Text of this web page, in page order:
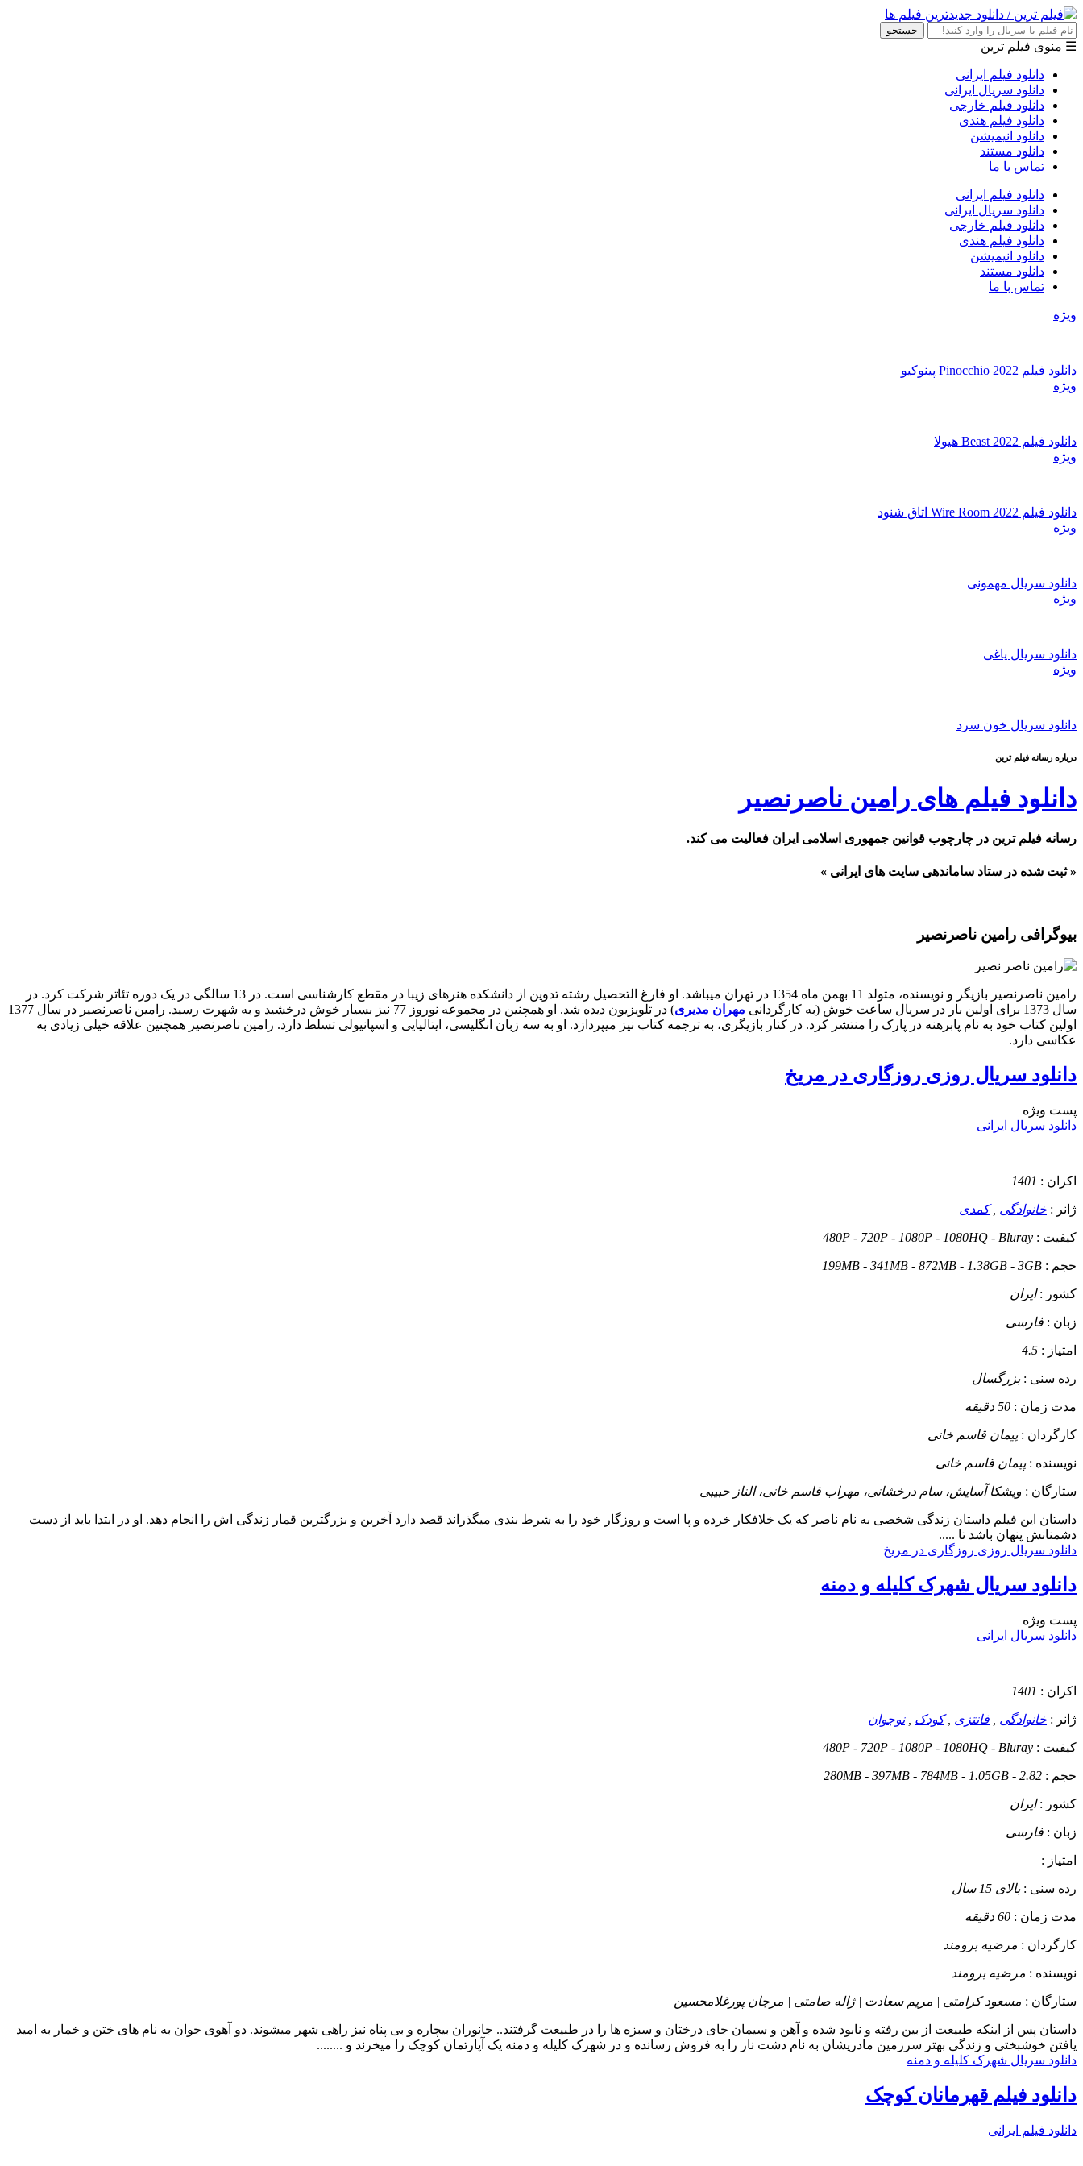
جستجو
☰ منوی فیلم ترین
دانلود فیلم ایرانی
دانلود سریال ایرانی
دانلود فیلم خارجی
دانلود فیلم هندی
دانلود انیمیشن
دانلود مستند
تماس با ما
دانلود فیلم ایرانی
دانلود سریال ایرانی
دانلود فیلم خارجی
دانلود فیلم هندی
دانلود انیمیشن
دانلود مستند
تماس با ما
ویژه
دانلود فیلم Pinocchio 2022 پینوکیو
ویژه
دانلود فیلم Beast 2022 هیولا
ویژه
دانلود فیلم Wire Room 2022 اتاق شنود
ویژه
دانلود سریال مهمونی
ویژه
دانلود سریال یاغی
ویژه
دانلود سریال خون سرد
درباره رسانه فیلم ترین
دانلود فیلم های رامین ناصرنصیر
رسانه فیلم ترین در چارچوب قوانین جمهوری اسلامی ایران فعالیت می کند.
« ثبت شده در ستاد ساماندهی سایت های ایرانی »
بیوگرافی رامین ناصرنصیر
رامین ناصرنصیر بازیگر و نویسنده، متولد 11 بهمن ماه 1354 در تهران میباشد. او فارغ التحصیل رشته تدوین از دانشکده هنرهای زیبا در مقطع کارشناسی است. در 13 سالگی در یک دوره تئاتر شرکت کرد. در
سال 1373 برای اولین بار در سریال ساعت خوش (به کارگردانی
مهران مدیری
) در تلویزیون دیده شد. او همچنین در مجموعه نوروز 77 نیز بسیار خوش درخشید و به شهرت رسید. رامین ناصرنصیر در سال 1377
اولین کتاب خود به نام پابرهنه در پارک را منتشر کرد. در کنار بازیگری، به ترجمه کتاب نیز میپردازد. او به سه زبان انگلیسی، ایتالیایی و اسپانیولی تسلط دارد. رامین ناصرنصیر همچنین علاقه خیلی زیادی به
عکاسی دارد.
دانلود سریال روزی روزگاری در مریخ
پست ويژه
دانلود سریال ایرانی
اکران : 1401
ژانر : خانوادگی ,کمدی
کیفیت : 480P - 720P - 1080P - 1080HQ - Bluray
حجم : 199MB - 341MB - 872MB - 1.38GB - 3GB
کشور :ایران
زبان : فارسی
امتیاز : 4.5
رده سنی :بزرگسال
مدت زمان : 50 دقیقه
کارگردان :پیمان قاسم خانی
نویسنده :پیمان قاسم خانی
ستارگان : ویشکا آسایش، سام درخشانی، مهراب قاسم خانی، الناز حبیبی
داستان این فیلم داستان زندگی شخصی به نام ناصر که یک خلافکار خرده و پا است و روزگار خود را به شرط بندی میگذراند قصد دارد آخرین و بزرگترین قمار زندگی اش را انجام دهد. او در ابتدا باید از دست
دشمنانش پنهان باشد تا .....
دانلود سریال روزی روزگاری در مریخ
دانلود سریال شهرک کلیله و دمنه
پست ويژه
دانلود سریال ایرانی
اکران : 1401
ژانر : خانوادگی فانتزی ,کودک ,نوجوان
کیفیت : 480P - 720P - 1080P - 1080HQ - Bluray
حجم : 280MB - 397MB - 784MB - 1.05GB - 2.82
کشور :ایران
زبان : فارسی
امتیاز :
رده سنی :بالای 15 سال
مدت زمان : 60 دقیقه
کارگردان : مرضیه برومند
نویسنده : مرضیه برومند
ستارگان : مسعود کرامتی | مریم سعادت | ژاله صامتی | مرجان پورغلامحسین
داستان پس از اینکه طبیعت از بین رفته و نابود شده و آهن و سیمان جای درختان و سبزه ها را در طبیعت گرفتند.. جانوران بیچاره و بی پناه نیز راهی شهر میشوند. دو آهوی جوان به نام های ختن و خمار به امید
یافتن خوشبختی و زندگی بهتر سرزمین مادریشان به نام دشت ناز را به فروش رسانده و در شهرک کلیله و دمنه یک آپارتمان کوچک را میخرند و ........
دانلود سریال شهرک کلیله و دمنه
دانلود فیلم قهرمانان کوچک
دانلود فیلم ایرانی